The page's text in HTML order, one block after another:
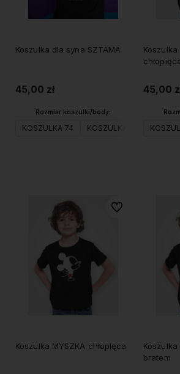
Koszulka dla syna SZTAMA
45,00 zł
Rozmiar koszulki/body:
KOSZULKA 74 KOSZULKA 80
Koszulka
45,00
Koszulka MYSZKA chłopięca
Do ulubionych
bratem